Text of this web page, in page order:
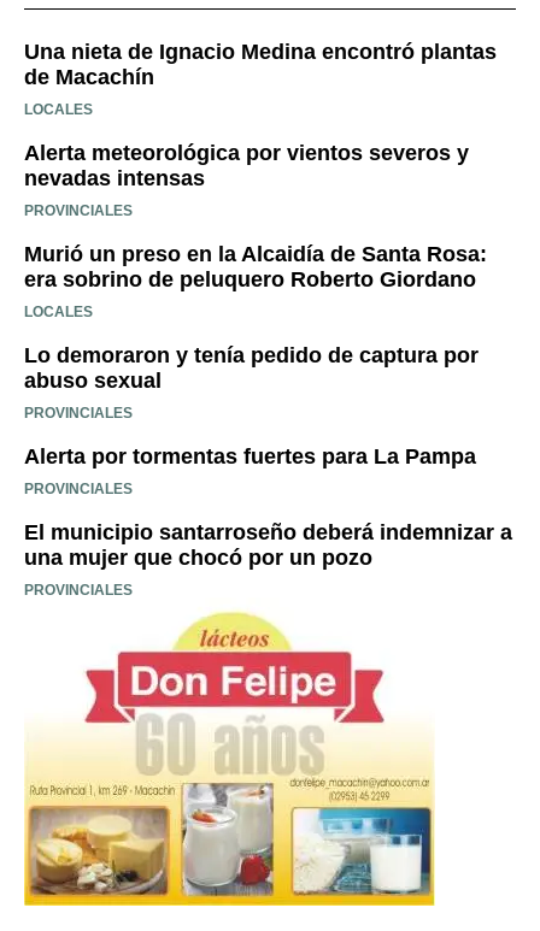
Una nieta de Ignacio Medina encontró plantas
de Macachín
LOCALES
Alerta meteorológica por vientos severos y
nevadas intensas
PROVINCIALES
Murió un preso en la Alcaidía de Santa Rosa:
era sobrino de peluquero Roberto Giordano
LOCALES
Lo demoraron y tenía pedido de captura por
abuso sexual
PROVINCIALES
Alerta por tormentas fuertes para La Pampa
PROVINCIALES
El municipio santarroseño deberá indemnizar a
una mujer que chocó por un pozo
PROVINCIALES